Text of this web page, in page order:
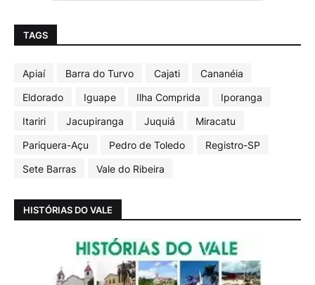
TAGS
Apiaí Barra do Turvo Cajati
Cananéia
Eldorado
Iguape Ilha Comprida
Iporanga
Itariri
Jacupiranga Juquiá
Miracatu
Pariquera-Açu
Pedro de Toledo
Registro-SP
Sete Barras
Vale do Ribeira
HISTÓRIAS DO VALE